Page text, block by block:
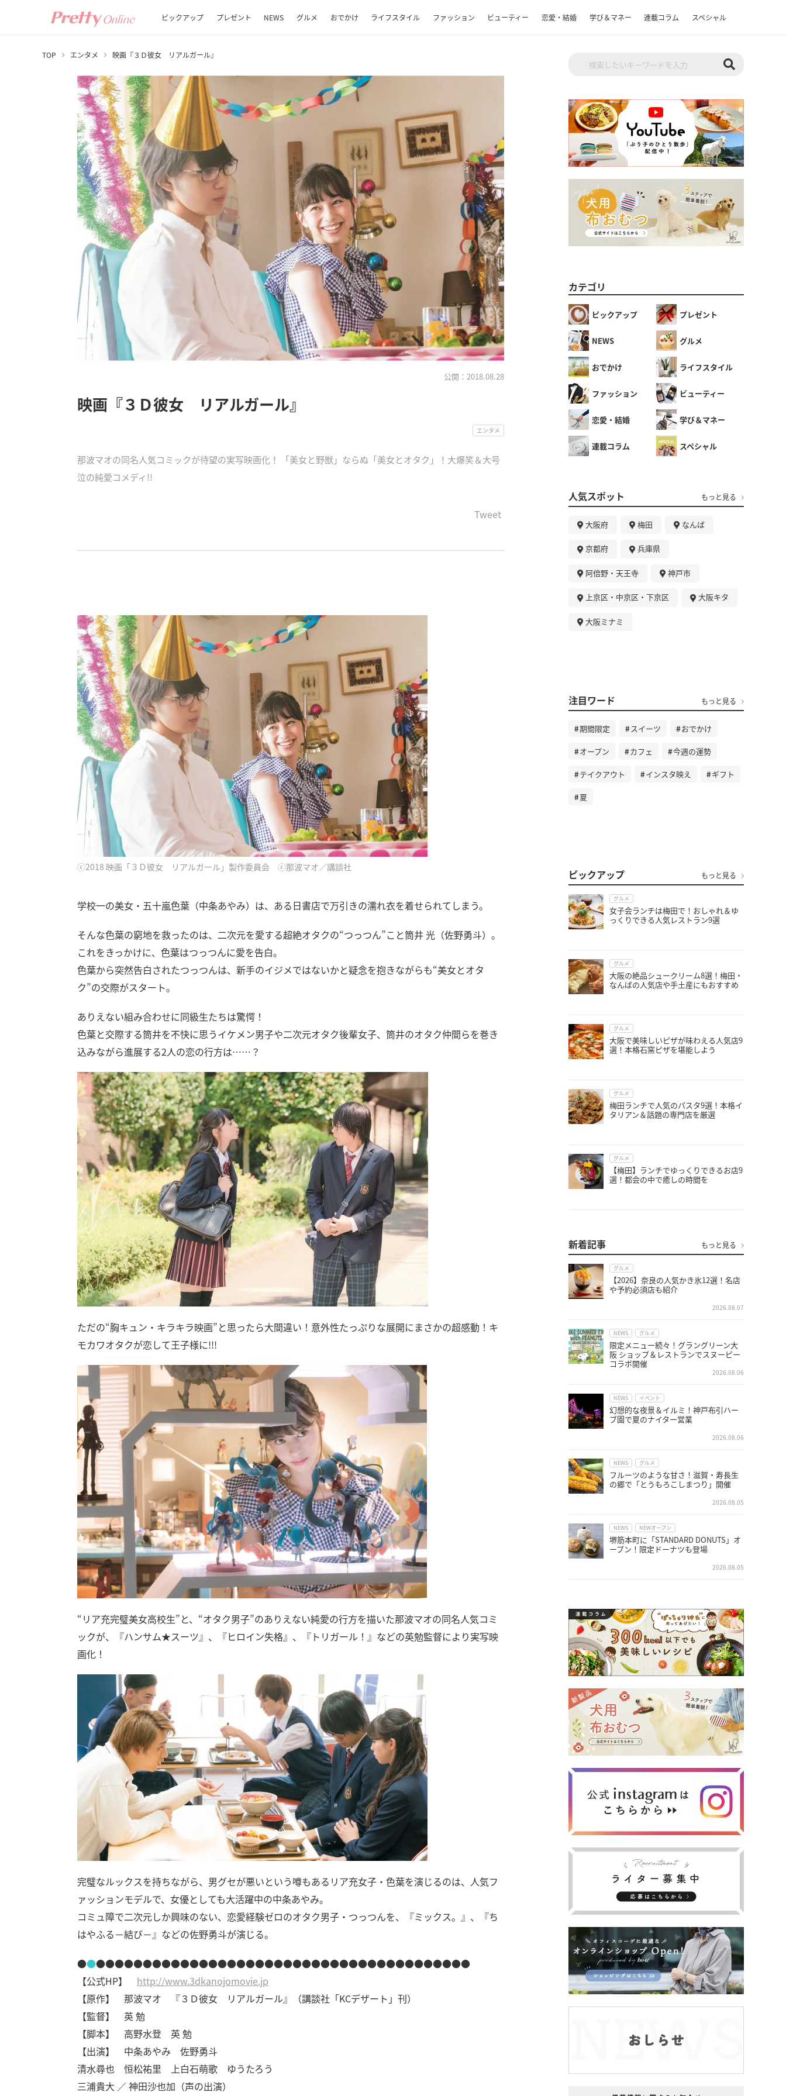
ピックアップ プレゼント NEWS グルメ おでかけ ライフスタイル ファッション ビューティー 恋愛・結婚 学び＆マネー 連載コラム スペシャル
TOP エンタメ 映画『３Ｄ彼女 リアルガール』
公開：2018.08.28
映画『３Ｄ彼女 リアルガール』
エンタメ
那波マオの同名人気コミックが待望の実写映画化！ 「美女と野獣」ならぬ「美女とオタク」！大爆笑＆大号
泣の純愛コメディ!!
Tweet
ⓒ2018 映画「３Ｄ彼女 リアルガール」製作委員会 ⓒ那波マオ／講談社
学校一の美女・五十嵐色葉（中条あやみ）は、ある日書店で万引きの濡れ衣を着せられてしまう。
そんな色葉の窮地を救ったのは、二次元を愛する超絶オタクの“つっつん”こと筒井 光（佐野勇斗）。
これをきっかけに、色葉はつっつんに愛を告白。
色葉から突然告白されたつっつんは、新手のイジメではないかと疑念を抱きながらも“美女とオタ
ク”の交際がスタート。
ありえない組み合わせに同級生たちは驚愕！
色葉と交際する筒井を不快に思うイケメン男子や二次元オタク後輩女子、筒井のオタク仲間らを巻き
込みながら進展する2人の恋の行方は……？
ただの“胸キュン・キラキラ映画”と思ったら大間違い！意外性たっぷりな展開にまさかの超感動！キ
モカワオタクが恋して王子様に!!!
“リア充完璧美女高校生”と、“オタク男子”のありえない純愛の行方を描いた那波マオの同名人気コミ
ックが、『ハンサム★スーツ』、『ヒロイン失格』、『トリガール！』などの英勉監督により実写映
画化！
完璧なルックスを持ちながら、男グセが悪いという噂もあるリア充女子・色葉を演じるのは、人気フ
ァッションモデルで、女優としても大活躍中の中条あやみ。
コミュ障で二次元しか興味のない、恋愛経験ゼロのオタク男子・つっつんを、『ミックス。』、『ち
はやふる－結び－』などの佐野勇斗が演じる。
●●●●●●●●●●●●●●●●●●●●●●●●●●●●●●●●●●●●●●●●●●
【公式HP】 http://www.3dkanojomovie.jp
【原作】 那波マオ 『３Ｄ彼女 リアルガール』（講談社「KCデザート」刊）
【監督】 英 勉
【脚本】 高野水登 英 勉
【出演】 中条あやみ 佐野勇斗
清水尋也 恒松祐里 上白石萌歌 ゆうたろう
三浦貴大 ／ 神田沙也加（声の出演）
カテゴリ
ピックアップ プレゼント
NEWS グルメ
おでかけ ライフスタイル
ファッション ビューティー
恋愛・結婚 学び＆マネー
連載コラム スペシャル
人気スポット もっと見る
大阪府 梅田 なんば
京都府 兵庫県
阿倍野・天王寺 神戸市
上京区・中京区・下京区 大阪キタ
大阪ミナミ
注目ワード もっと見る
期間限定 スイーツ おでかけ
オープン カフェ 今週の運勢
テイクアウト インスタ映え ギフト
夏
ピックアップ もっと見る
グルメ
女子会ランチは梅田で！おしゃれ＆ゆ
っくりできる人気レストラン9選
グルメ
大阪の絶品シュークリーム8選！梅田・
なんばの人気店や手土産にもおすすめ
グルメ
大阪で美味しいピザが味わえる人気店9
選！本格石窯ピザを堪能しよう
グルメ
梅田ランチで人気のパスタ9選！本格イ
タリアン＆話題の専門店を厳選
グルメ
【梅田】ランチでゆっくりできるお店9
選！都会の中で癒しの時間を
新着記事 もっと見る
グルメ
【2026】奈良の人気かき氷12選！名店
や予約必須店も紹介
2026.08.07
NEWS グルメ
限定メニュー続々！グラングリーン大
阪 ショップ＆レストランでスヌーピー
コラボ開催
2026.08.06
NEWS イベント
幻想的な夜景＆イルミ！神戸布引ハー
ブ園で夏のナイター営業
2026.08.06
NEWS グルメ
フルーツのような甘さ！滋賀・寿長生
の郷で「とうもろこしまつり」開催
2026.08.05
NEWS NEWオープン
堺筋本町に「STANDARD DONUTS」オ
ープン！限定ドーナツも登場
2026.08.05